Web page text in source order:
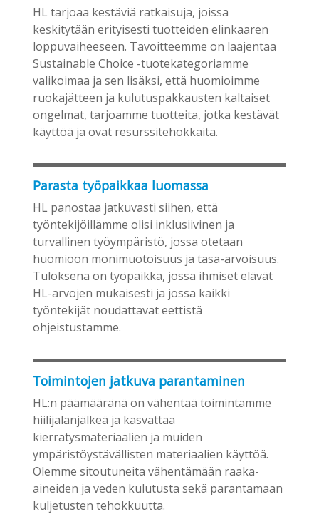
HL tarjoaa kestäviä ratkaisuja, joissa
keskitytään erityisesti tuotteiden elinkaaren
loppuvaiheeseen. Tavoitteemme on laajentaa
Sustainable Choice -tuotekategoriamme
valikoimaa ja sen lisäksi, että huomioimme
ruokajätteen ja kulutuspakkausten kaltaiset
ongelmat, tarjoamme tuotteita, jotka kestävät
käyttöä ja ovat resurssitehokkaita.
Parasta työpaikkaa luomassa
HL panostaa jatkuvasti siihen, että
työntekijöillämme olisi inklusiivinen ja
turvallinen työympäristö, jossa otetaan
huomioon monimuotoisuus ja tasa-arvoisuus.
Tuloksena on työpaikka, jossa ihmiset elävät
HL-arvojen mukaisesti ja jossa kaikki
työntekijät noudattavat eettistä
ohjeistustamme.
Toimintojen jatkuva parantaminen
HL:n päämääränä on vähentää toimintamme
hiilijalanjälkeä ja kasvattaa
kierrätysmateriaalien ja muiden
ympäristöystävällisten materiaalien käyttöä.
Olemme sitoutuneita vähentämään raaka-
aineiden ja veden kulutusta sekä parantamaan
kuljetusten tehokkuutta.